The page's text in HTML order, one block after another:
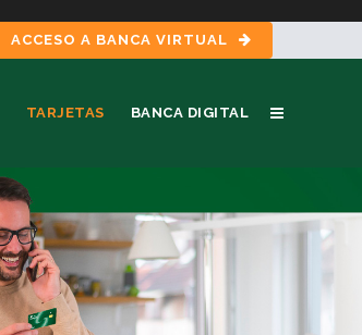
ACCESO A BANCA VIRTUAL
TARJETAS BANCA DIGITAL